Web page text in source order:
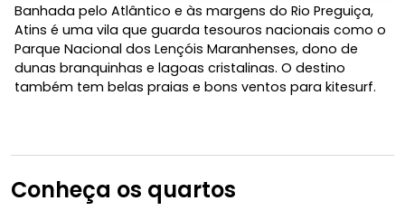
Banhada pelo Atlântico e às margens do Rio Preguiça,
Atins é uma vila que guarda tesouros nacionais como o
Parque Nacional dos Lençóis Maranhenses, dono de
dunas branquinhas e lagoas cristalinas. O destino
também tem belas praias e bons ventos para kitesurf.
Conheça os quartos